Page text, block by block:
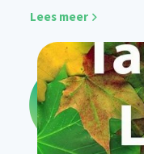
Lees meer